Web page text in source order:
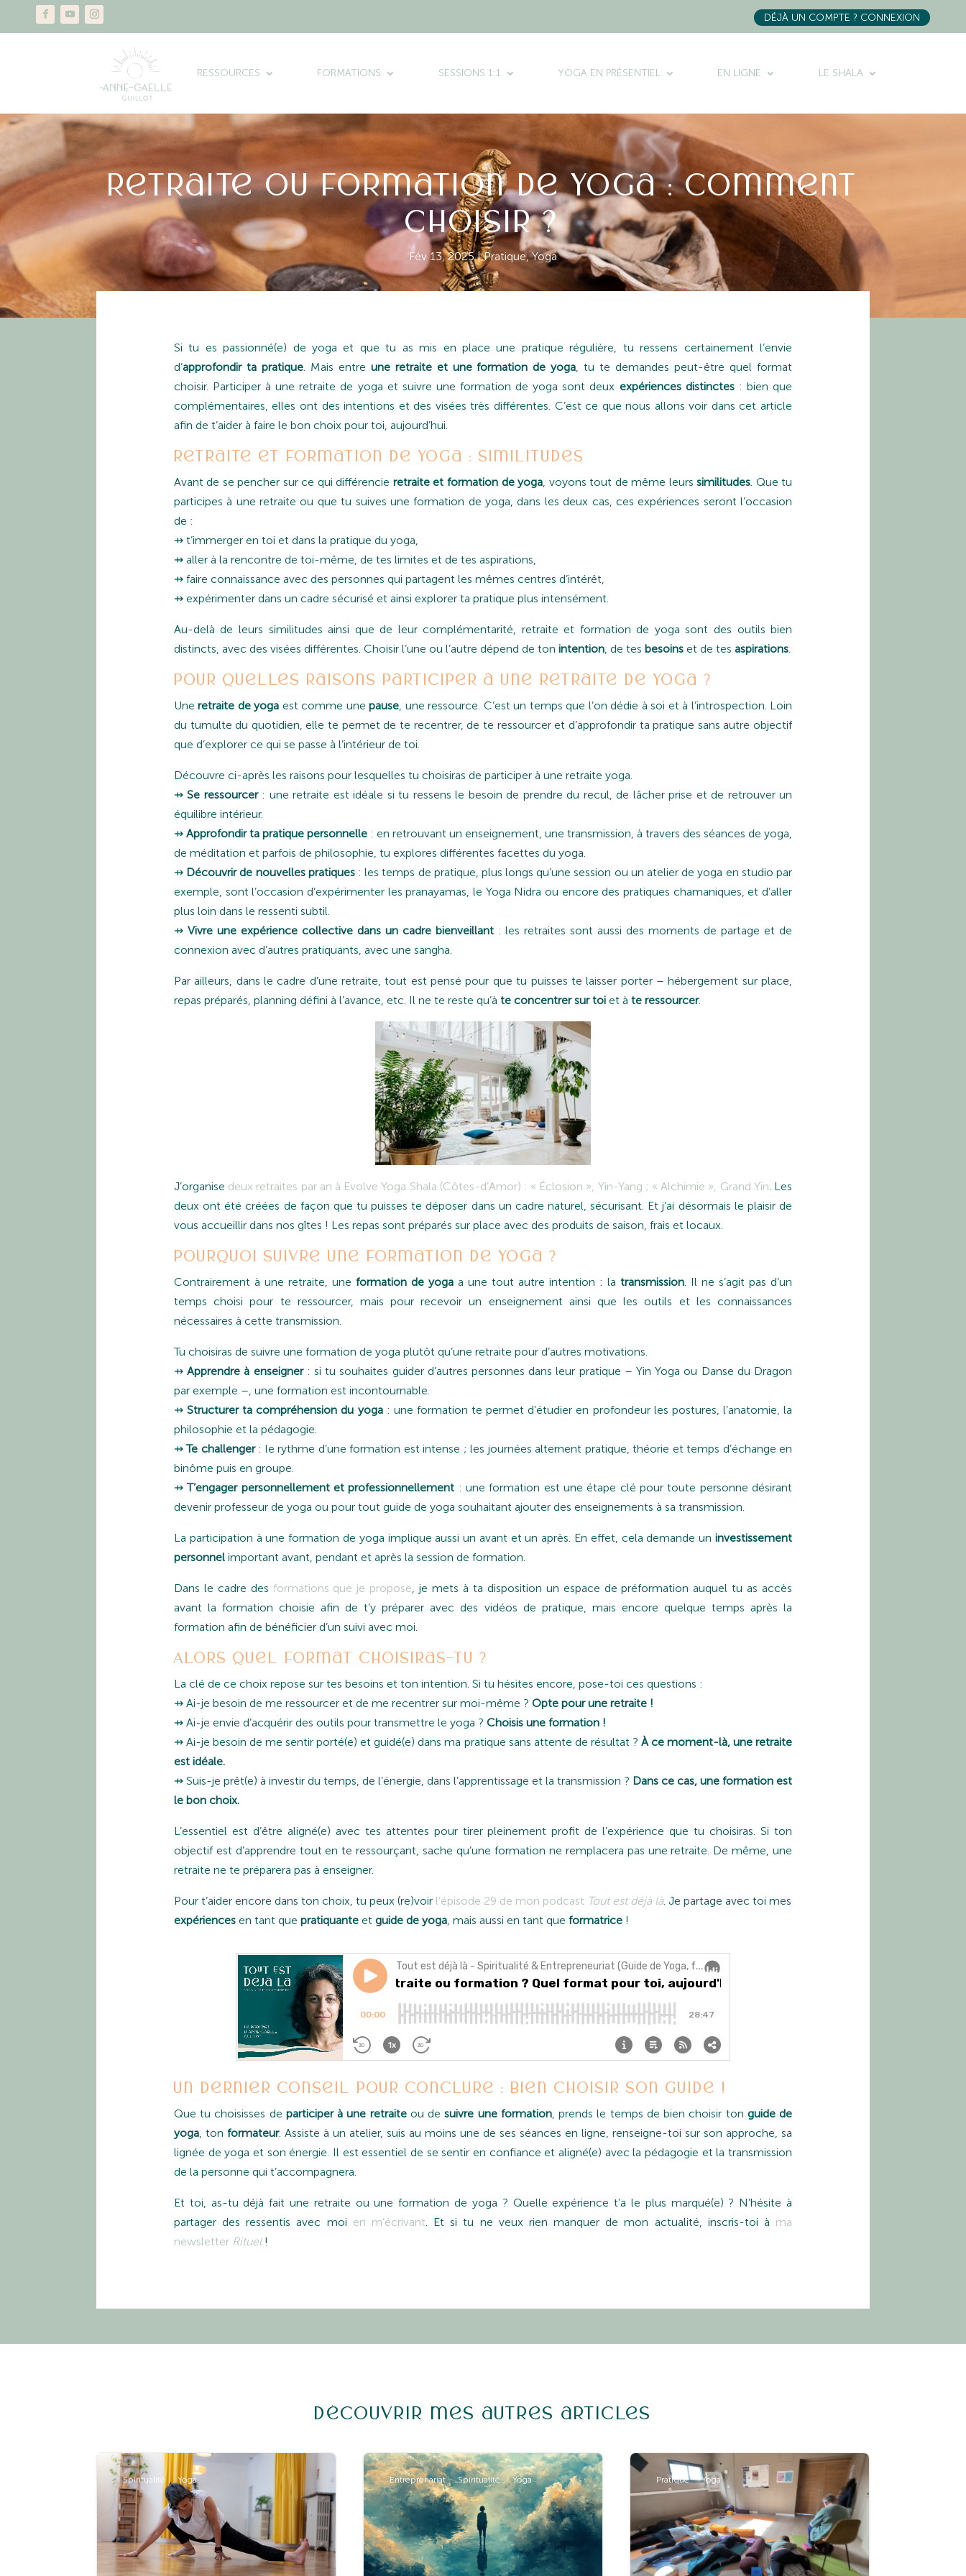
DÉJÀ UN COMPTE ? CONNEXION
RESSOURCES FORMATIONS SESSIONS 1:1 YOGA EN PRÉSENTIEL EN LIGNE LE SHALA
Retraite ou formation de yoga : comment
choisir ?
Fév 13, 2025|Pratique,Yoga
Si tu es passionné(e) de yoga et que tu as mis en place une pratique régulière, tu ressens certainement l’envie
d’approfondir ta pratique. Mais entre une retraite et une formation de yoga, tu te demandes peut-être quel format
choisir. Participer à une retraite de yoga et suivre une formation de yoga sont deux expériences distinctes: bien que
complémentaires, elles ont des intentions et des visées très différentes. C’est ce que nous allons voir dans cet article
afin de t’aider à faire le bon choix pour toi, aujourd’hui.
Retraite et formation de yoga : similitudes
Avant de se pencher sur ce qui différencie retraite et formation de yoga, voyons tout de même leurssimilitudes. Que tu
participes à une retraite ou que tu suives une formation de yoga, dans les deux cas, ces expériences seront l’occasion
de :
⇸ t’immerger en toi et dans la pratique du yoga,
⇸ aller à la rencontre de toi-même, de tes limites et de tes aspirations,
⇸ faire connaissance avec des personnes qui partagent les mêmes centres d’intérêt,
⇸ expérimenter dans un cadre sécurisé et ainsi explorer ta pratique plus intensément.
Au-delà de leurs similitudes ainsi que de leur complémentarité, retraite et formation de yoga sont des outils bien
distincts, avec des visées différentes. Choisir l’une ou l’autre dépend de ton intention, de tes besoinset de tes aspirations.
Pour quelles raisons participer à une retraite de yoga ?
Uneretraite de yoga est comme unepause, une ressource. C’est un temps que l’on dédie à soi et à l’introspection. Loin
du tumulte du quotidien, elle te permet de te recentrer, de te ressourcer et d’approfondir ta pratique sans autre objectif
que d’explorer ce qui se passe à l’intérieur de toi.
Découvre ci-après les raisons pour lesquelles tu choisiras de participer à une retraite yoga.
⇸Se ressourcer: une retraite est idéale si tu ressens le besoin de prendre du recul, de lâcher prise et de retrouver un
équilibre intérieur.
⇸ Approfondir ta pratique personnelle: en retrouvant un enseignement, une transmission, à travers des séances de yoga,
de méditation et parfois de philosophie, tu explores différentes facettes du yoga.
⇸ Découvrir de nouvelles pratiques: les temps de pratique, plus longs qu’une session ou un atelier de yoga en studio par
exemple, sont l’occasion d’expérimenter les pranayamas, le Yoga Nidra ou encore des pratiques chamaniques, et d’aller
plus loin dans le ressenti subtil.
⇸ Vivre une expérience collective dans un cadre bienveillant: les retraites sont aussi des moments de partage et de
connexion avec d’autres pratiquants, avec une sangha.
Par ailleurs, dans le cadre d’une retraite, tout est pensé pour que tu puisses te laisser porter – hébergement sur place,
repas préparés, planning défini à l’avance, etc. Il ne te reste qu’à te concentrer sur toiet à te ressourcer.
J’organise deux retraites par an à Evolve Yoga Shala (Côtes-d’Amor) : « Éclosion », Yin-Yang ; « Alchimie », Grand Yin. Les
deux ont été créées de façon que tu puisses te déposer dans un cadre naturel, sécurisant. Et j’ai désormais le plaisir de
vous accueillir dans nos gîtes ! Les repas sont préparés sur place avec des produits de saison, frais et locaux.
Pourquoi suivre une formation de yoga ?
Contrairement à une retraite, une formation de yogaa une tout autre intention : latransmission. Il ne s’agit pas d’un
temps choisi pour te ressourcer, mais pour recevoir un enseignement ainsi que les outils et les connaissances
nécessaires à cette transmission.
Tu choisiras de suivre une formation de yoga plutôt qu’une retraite pour d’autres motivations.
⇸Apprendre à enseigner: si tu souhaites guider d’autres personnes dans leur pratique – Yin Yoga ou Danse du Dragon
par exemple –, une formation est incontournable.
⇸Structurer ta compréhension du yoga: une formation te permet d’étudier en profondeur les postures, l’anatomie, la
philosophie et la pédagogie.
⇸Te challenger: le rythme d’une formation est intense ; les journées alternent pratique, théorie et temps d’échange en
binôme puis en groupe.
⇸T’engager personnellement et professionnellement : une formation est une étape clé pour toute personne désirant
devenir professeur de yoga ou pour tout guide de yoga souhaitant ajouter des enseignements à sa transmission.
La participation à une formation de yoga implique aussi un avant et un après. En effet, cela demande uninvestissement
personnelimportant avant, pendant et après la session de formation.
Dans le cadre des formations que je propose, je mets à ta disposition un espace de préformation auquel tu as accès
avant la formation choisie afin de t’y préparer avec des vidéos de pratique, mais encore quelque temps après la
formation afin de bénéficier d’un suivi avec moi.
Alors quel format choisiras-tu ?
La clé de ce choix repose sur tes besoins et ton intention. Si tu hésites encore, pose-toi ces questions :
⇸ Ai-je besoin de me ressourcer et de me recentrer sur moi-même ? Opte pour une retraite !
⇸ Ai-je envie d’acquérir des outils pour transmettre le yoga ? Choisis une formation !
⇸ Ai-je besoin de me sentir porté(e) et guidé(e) dans ma pratique sans attente de résultat ? À ce moment-là, une retraite
est idéale.
⇸ Suis-je prêt(e) à investir du temps, de l’énergie, dans l’apprentissage et la transmission ? Dans ce cas, une formation est
le bon choix.
L’essentiel est d’être aligné(e) avec tes attentes pour tirer pleinement profit de l’expérience que tu choisiras. Si ton
objectif est d’apprendre tout en te ressourçant, sache qu’une formation ne remplacera pas une retraite. De même, une
retraite ne te préparera pas à enseigner.
Pour t’aider encore dans ton choix, tu peux (re)voir l’épisode 29 de mon podcast Tout est déjà là. Je partage avec toi mes
expériencesen tant que pratiquanteet guide de yoga, mais aussi en tant que formatrice!
Un dernier conseil pour conclure : bien choisir son guide !
Que tu choisisses de participer à une retraiteou desuivre une formation, prends le temps de bien choisir ton guide de
yoga, ton formateur. Assiste à un atelier, suis au moins une de ses séances en ligne, renseigne-toi sur son approche, sa
lignée de yoga et son énergie. Il est essentiel de se sentir en confiance et aligné(e) avec la pédagogie et la transmission
de la personne qui t’accompagnera.
Et toi, as-tu déjà fait une retraite ou une formation de yoga ? Quelle expérience t’a le plus marqué(e) ? N’hésite à
partager des ressentis avec moi en m’écrivant. Et si tu ne veux rien manquer de mon actualité, inscris-toi à ma
newsletter Rituel!
Découvrir mes autres articles
Spiritualité Yoga Entreprenariat Spiritualité Yoga Pratique Yoga